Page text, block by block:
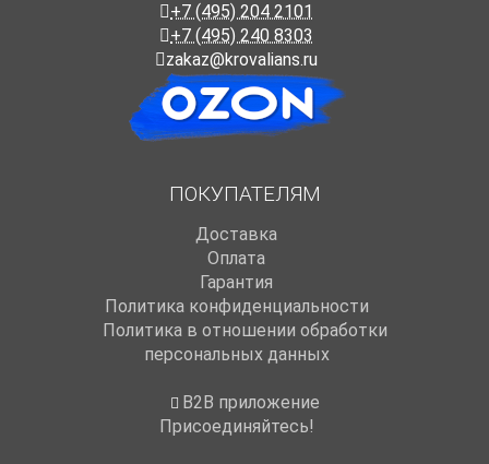
+7 (495) 204 2101
+7 (495) 240 8303
zakaz@krovalians.ru
ПОКУПАТЕЛЯМ
Доставка
Оплата
Гарантия
Политика конфиденциальности
Политика в отношении обработки
персональных данных
B2B приложение
Присоединяйтесь!